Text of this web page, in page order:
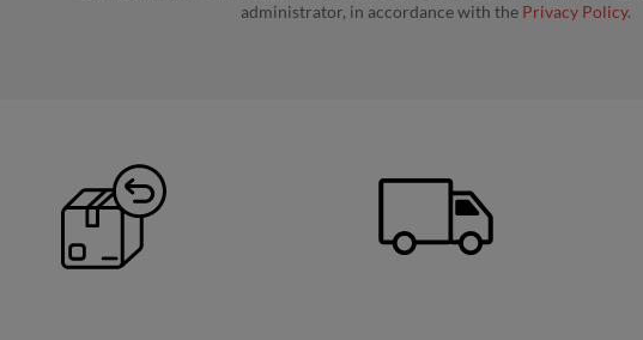
administrator, in accordance with the Privacy Policy.